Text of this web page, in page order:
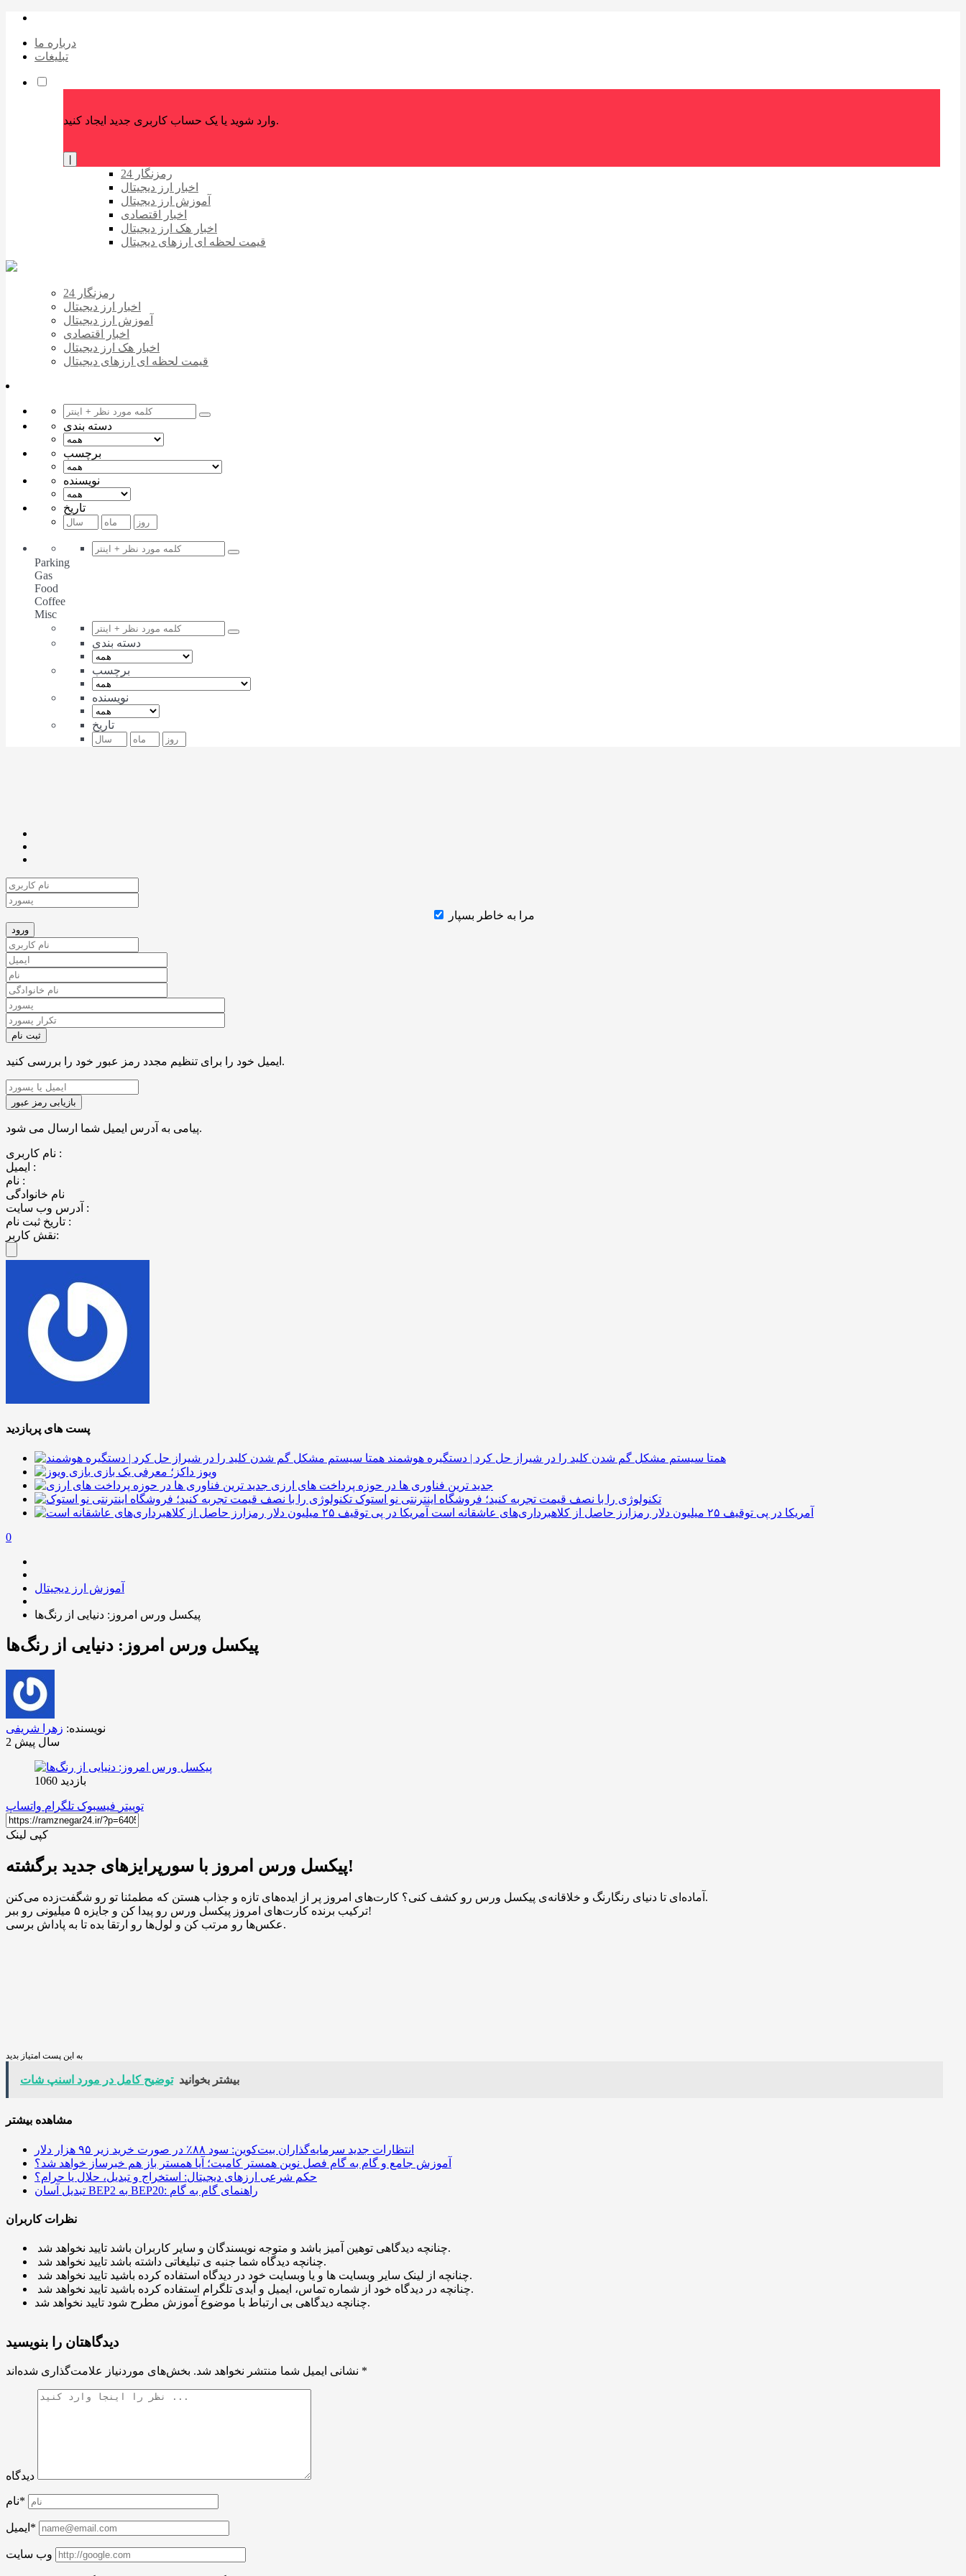
درباره ما
تبلیغات
وارد شوید یا یک حساب کاربری جدید ایجاد کنید.
رمزنگار 24
اخبار ارز دیجیتال
آموزش ارز دیجیتال
اخبار اقتصادی
اخبار هک ارز دیجیتال
قیمت لحظه ای ارزهای دیجیتال
رمزنگار 24
اخبار ارز دیجیتال
آموزش ارز دیجیتال
اخبار اقتصادی
اخبار هک ارز دیجیتال
قیمت لحظه ای ارزهای دیجیتال
دسته بندی
برچسب
نویسنده
تاریخ
Parking
Gas
Food
Coffee
Misc
دسته بندی
برچسب
نویسنده
تاریخ
مرا به خاطر بسپار
ایمیل خود را برای تنظیم مجدد رمز عبور خود را بررسی کنید.
پیامی به آدرس ایمیل شما ارسال می شود.
نام کاربری :
ایمیل :
نام :
نام خانوادگی
آدرس وب سایت :
تاریخ ثبت نام :
نقش کاربر:
پست های پربازدید
همتا سیستم مشکل گم شدن کلید را در شیراز حل کرد | دستگیره هوشمند
ویوز داکز؛ معرفی یک بازی
جدید ترین فناوری ها در حوزه پرداخت های ارزی
تکنولوژی را با نصف قیمت تجربه کنید؛ فروشگاه اینترنتی نو استوک
آمریکا در پی توقیف ۲۵ میلیون دلار رمزارز حاصل از کلاهبرداری‌های عاشقانه است
0
آموزش ارز دیجیتال
پیکسل ورس امروز: دنیایی از رنگ‌ها
پیکسل ورس امروز: دنیایی از رنگ‌ها
نویسنده: زهرا شریفی
2 سال پیش
بازدید 1060
توییتر فیسبوک تلگرام واتساپ
کپی لینک
پیکسل ورس امروز با سورپرایزهای جدید برگشته!
آماده‌ای تا دنیای رنگارنگ و خلاقانه‌ی پیکسل ورس رو کشف کنی؟ کارت‌های امروز پر از ایده‌های تازه و جذاب هستن که مطمئنا تو رو شگفت‌زده می‌کنن.
ترکیب برنده کارت‌های امروز پیکسل ورس رو پیدا کن و جایزه‌ ۵ میلیونی رو ببر!
عکس‌ها رو مرتب کن و لول‌ها رو ارتقا بده تا به پاداش برسی.
به این پست امتیاز بدید
بیشتر بخوانید توضیح کامل در مورد اسنپ شات
مشاهده بیشتر
انتظارات جدید سرمایه‌گذاران بیت‌کوین: سود ۸۸٪ در صورت خرید زیر ۹۵ هزار دلار
آموزش جامع و گام به گام فصل نوین همستر کامبت؛ آیا همستر باز هم خبرساز خواهد شد؟
حکم شرعی ارزهای دیجیتال: استخراج و تبدیل، حلال یا حرام؟
تبدیل آسان BEP2 به BEP20: راهنمای گام به گام
نظرات کاربران
چنانچه دیدگاهی توهین آمیز باشد و متوجه نویسندگان و سایر کاربران باشد تایید نخواهد شد.
چنانچه دیدگاه شما جنبه ی تبلیغاتی داشته باشد تایید نخواهد شد.
چنانچه از لینک سایر وبسایت ها و یا وبسایت خود در دیدگاه استفاده کرده باشید تایید نخواهد شد.
چنانچه در دیدگاه خود از شماره تماس، ایمیل و آیدی تلگرام استفاده کرده باشید تایید نخواهد شد.
چنانچه دیدگاهی بی ارتباط با موضوع آموزش مطرح شود تایید نخواهد شد.
دیدگاهتان را بنویسید
نشانی ایمیل شما منتشر نخواهد شد. *
دیدگاه
نام*
ایمیل*
وب سایت